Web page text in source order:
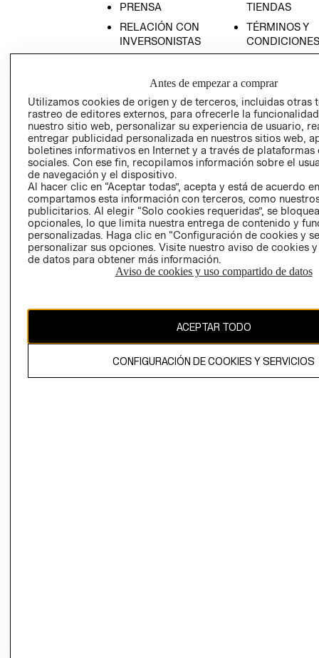
PRENSA
RELACIÓN CON
INVERSONISTAS
TIENDAS
TÉRMINOS Y
CONDICIONES
GIFT CARD
AVISO DE
COOKIES
LIBRO DE
Ecuador ($)
propiedad de H&M Hennes & Mauritz AB.
Antes de empezar a comprar
Utilizamos cookies de origen y de terceros, incluidas otras
rastreo de editores externos, para ofrecerle la
nuestro sitio web, personalizar su experiencia de usuario,
entregar publicidad personalizada en nuestros sitios web,
boletines informativos en Internet y a través de plataformas
sociales. Con ese fin, recopilamos información sobre el
de navegación y el dispositivo.
Al hacer clic en “Aceptar todas”, acepta y está de acuerdo
compartamos esta información con terceros, como
publicitarios. Al elegir “Solo cookies requeridas”, se
opcionales, lo que limita nuestra entrega de contenido y
personalizadas. Haga clic en “Configuración de cookies y
personalizar sus opciones. Visite nuestro aviso de cookies
de datos para obtener más información.
Aviso de cookies y uso compartido de datos
ACEPTAR TODO
CONFIGURACIÓN DE COOKIES Y SERVICIOS